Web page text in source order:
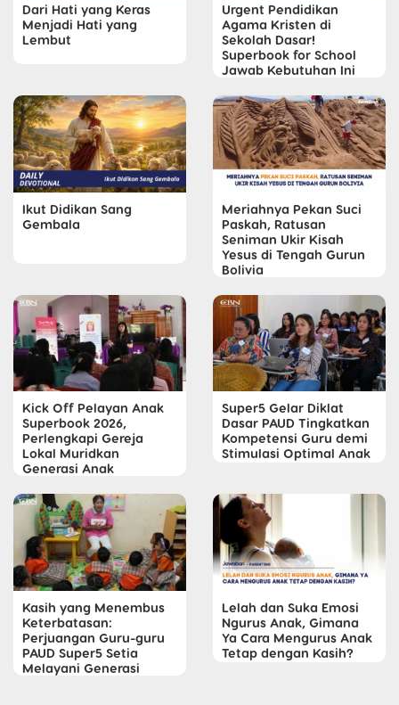
Dari Hati yang Keras
Menjadi Hati yang
Lembut
Urgent Pendidikan
Agama Kristen di
Sekolah Dasar!
Superbook for School
Jawab Kebutuhan Ini
Ikut Didikan Sang
Gembala
Meriahnya Pekan Suci
Paskah, Ratusan
Seniman Ukir Kisah
Yesus di Tengah Gurun
Bolivia
Kick Off Pelayan Anak
Superbook 2026,
Perlengkapi Gereja
Lokal Muridkan
Generasi Anak
Super5 Gelar Diklat
Dasar PAUD Tingkatkan
Kompetensi Guru demi
Stimulasi Optimal Anak
Kasih yang Menembus
Keterbatasan:
Perjuangan Guru-guru
PAUD Super5 Setia
Melayani Generasi
Lelah dan Suka Emosi
Ngurus Anak, Gimana
Ya Cara Mengurus Anak
Tetap dengan Kasih?